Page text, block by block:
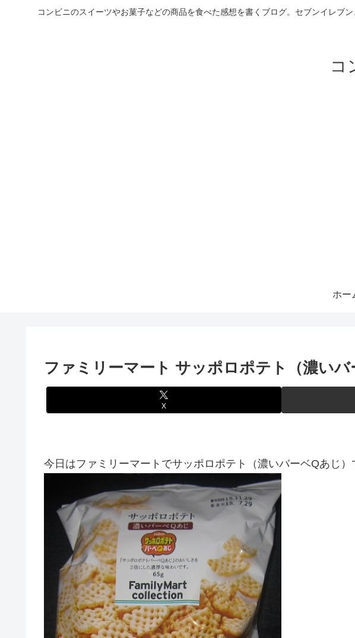
コンビニのスイーツやお菓子などの商品を食べた感想を書くブログ。セブンイレブ
コ
ホー
ファミリーマート サッポロポテト（濃いバ
X
今日はファミリーマートでサッポロポテト（濃いバーベQあじ）